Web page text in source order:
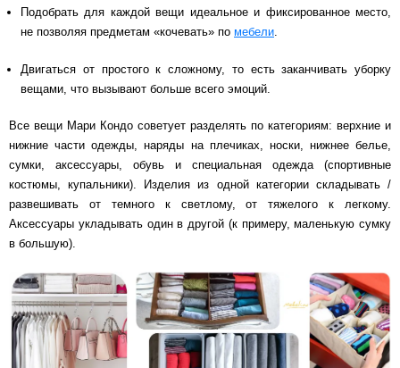
Подобрать для каждой вещи идеальное и фиксированное место,
не позволяя предметам «кочевать» по мебели.
Двигаться от простого к сложному, то есть заканчивать уборку
вещами, что вызывают больше всего эмоций.
Все вещи Мари Кондо советует разделять по категориям: верхние и
нижние части одежды, наряды на плечиках, носки, нижнее белье,
сумки, аксессуары, обувь и специальная одежда (спортивные
костюмы, купальники). Изделия из одной категории складывать /
развешивать от темного к светлому, от тяжелого к легкому.
Аксессуары укладывать один в другой (к примеру, маленькую сумку
в большую).